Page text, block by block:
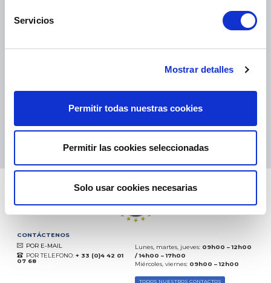
Servicios
Mostrar detalles
Permitir todas nuestras cookies
Permitir las cookies seleccionadas
Solo usar cookies necesarias
07.08.2026 MÁS
Basado en 37850 opiniones
CONTÁCTENOS
POR E-MAIL
POR TELEFONO: + 33 (0)4 42 01
07 68
Lunes, martes, jueves: 09h00 – 12h00
/ 14h00 – 17h00
Miércoles, viernes: 09h00 – 12h00
TODOS NUESTROS CONTACTOS